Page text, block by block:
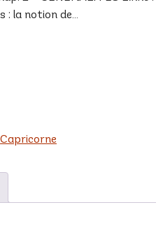
: la notion de…
Capricorne